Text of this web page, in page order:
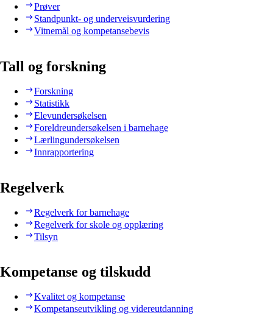
Prøver
Standpunkt- og underveisvurdering
Vitnemål og kompetansebevis
Tall og forskning
Forskning
Statistikk
Elevundersøkelsen
Foreldreundersøkelsen i barnehage
Lærlingundersøkelsen
Innrapportering
Regelverk
Regelverk for barnehage
Regelverk for skole og opplæring
Tilsyn
Kompetanse og tilskudd
Kvalitet og kompetanse
Kompetanseutvikling og videreutdanning